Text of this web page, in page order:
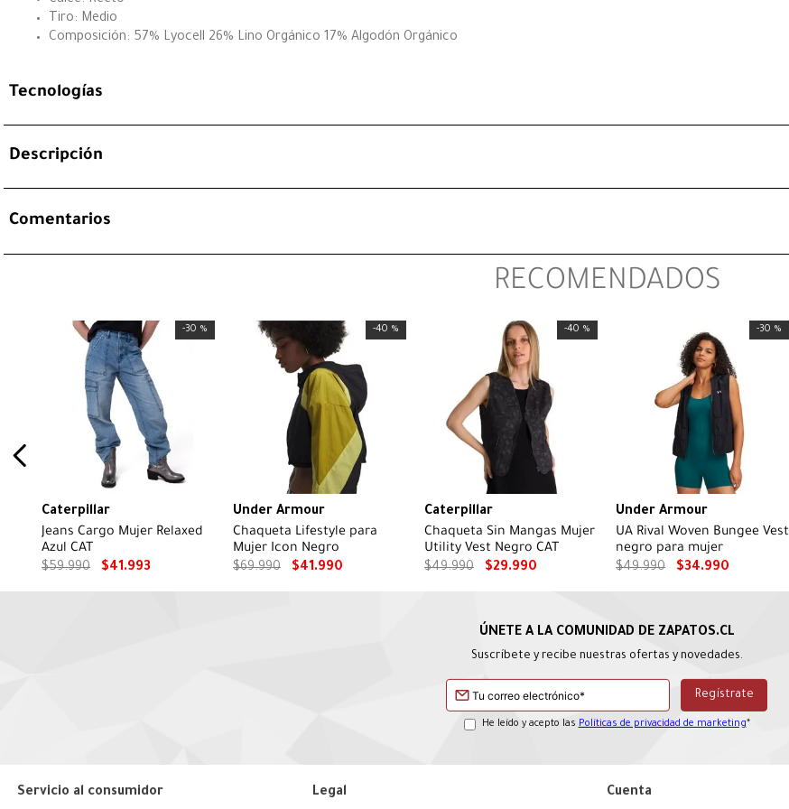
Tiro: Medio
Composición: 57% Lyocell 26% Lino Orgánico 17% Algodón Orgánico
Tecnologías
Descripción
Comentarios
RECOMENDADOS
-30 %
Caterpillar
Jeans Cargo Mujer Relaxed
Azul CAT
$59.990 $41.993
-40 %
Under Armour
Chaqueta Lifestyle para
Mujer Icon Negro
$69.990 $41.990
-40 %
Caterpillar
Chaqueta Sin Mangas Mujer
Utility Vest Negro CAT
$49.990 $29.990
-30 %
Under Armour
UA Rival Woven Bungee Vest
negro para mujer
$49.990 $34.990
Suscríbete y recibe nuestras ofertas y novedades.
He leído y acepto las Políticas de privacidad de marketing*
Servicio al consumidor Legal Cuenta